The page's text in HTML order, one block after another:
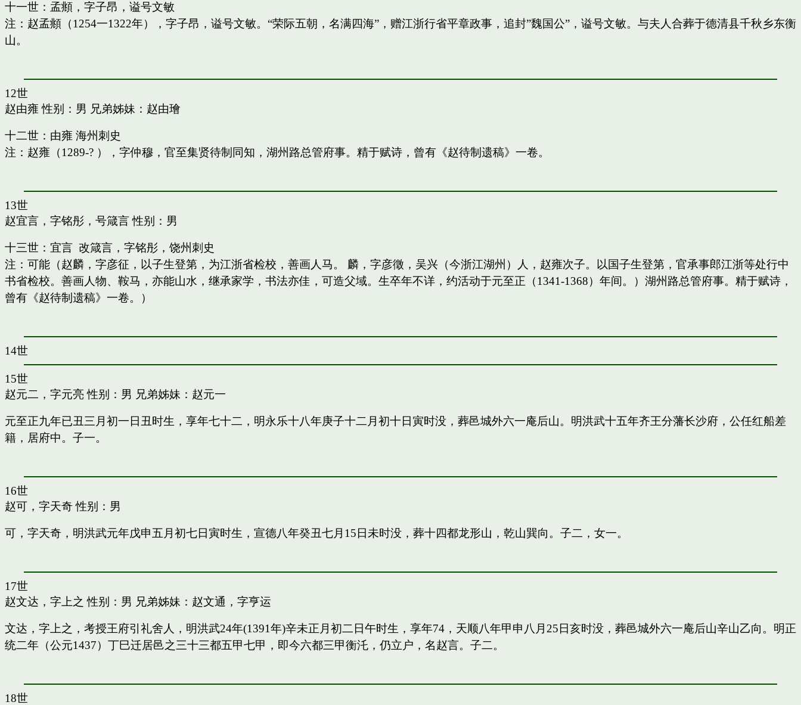
十一世：孟頫，字子昂，谥号文敏
注：赵孟頫（1254一1322年），字子昂，谥号文敏。“荣际五朝，名满四海”，赠江浙行省平章政事，追封”魏国公”，谥号文敏。与夫人合葬于德清县千秋乡东衡
山。
12世
赵由雍 性别：男 兄弟姊妹： 赵由璯
十二世：由雍 海州刺史
注：赵雍（1289-? ），字仲穆，官至集贤待制同知，湖州路总管府事。精于赋诗，曾有《赵待制遗稿》一卷。
13世
赵宜言，字铭彤，号箴言性别：男
十三世：宜言 改箴言，字铭彤，饶州刺史
注：可能（赵麟，字彦征，以子生登第，为江浙省检校，善画人马。 麟，字彦徵，吴兴（今浙江湖州）人，赵雍次子。以国子生登第，官承事郎江浙等处行中
书省检校。善画人物、鞍马，亦能山水，继承家学，书法亦佳，可造父域。生卒年不详，约活动于元至正（1341-1368）年间。）湖州路总管府事。精于赋诗，
曾有《赵待制遗稿》一卷。）
14世
15世
赵元二，字元亮 性别：男 兄弟姊妹： 赵元一
元至正九年已丑三月初一日丑时生，享年七十二，明永乐十八年庚子十二月初十日寅时没，葬邑城外六一庵后山。明洪武十五年齐王分藩长沙府，公任红船差
籍，居府中。子一。
16世
赵可，字天奇性别：男
可，字天奇，明洪武元年戊申五月初七日寅时生，宣德八年癸丑七月15日未时没，葬十四都龙形山，乾山巽向。子二，女一。
17世
赵文达，字上之 性别：男 兄弟姊妹： 赵文通，字亨运
文达，字上之，考授王府引礼舍人，明洪武24年(1391年)辛未正月初二日午时生，享年74，天顺八年甲申八月25日亥时没，葬邑城外六一庵后山辛山乙向。明正
统二年（公元1437）丁巳迁居邑之三十三都五甲七甲，即今六都三甲衡汑，仍立户，名赵言。子二。
18世